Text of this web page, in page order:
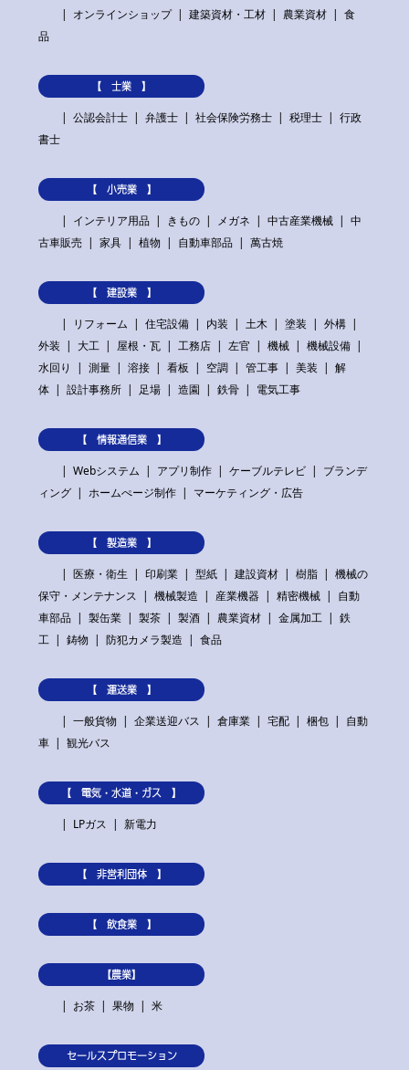
オンラインショップ 建築資材・工材 農業資材
食
品
【 士業 】
公認会計士
弁護士 社会保険労務士 税理士
行政
書士
【 小売業 】
インテリア用品
きもの メガネ 中古産業機械
中
古車販売
家具 植物 自動車部品 萬古焼
【 建設業 】
リフォーム
住宅設備 内装 土木 塗装
外構
外装
大工 屋根・瓦 工務店 左官 機械
機械設備
水回り
測量 溶接 看板 空調 管工事 美装
解
体
設計事務所 足場 造園 鉄骨 電気工事
【 情報通信業 】
Webシステム
アプリ制作 ケーブルテレビ
ブランデ
ィング
ホームぺージ制作 マーケティング・広告
【 製造業 】
医療・衛生
印刷業 型紙 建設資材 樹脂
機械の
保守・メンテナンス
機械製造 産業機器 精密機械
自動
車部品
製缶業 製茶 製酒 農業資材 金属加工
鉄
工
鋳物 防犯カメラ製造 食品
【 運送業 】
一般貨物
企業送迎バス 倉庫業 宅配 梱包
自動
車
観光バス
【 電気・水道・ガス 】
LPガス
新電力
【 非営利団体 】
【 飲食業 】
【農業】
お茶
果物 米
セールスプロモーション